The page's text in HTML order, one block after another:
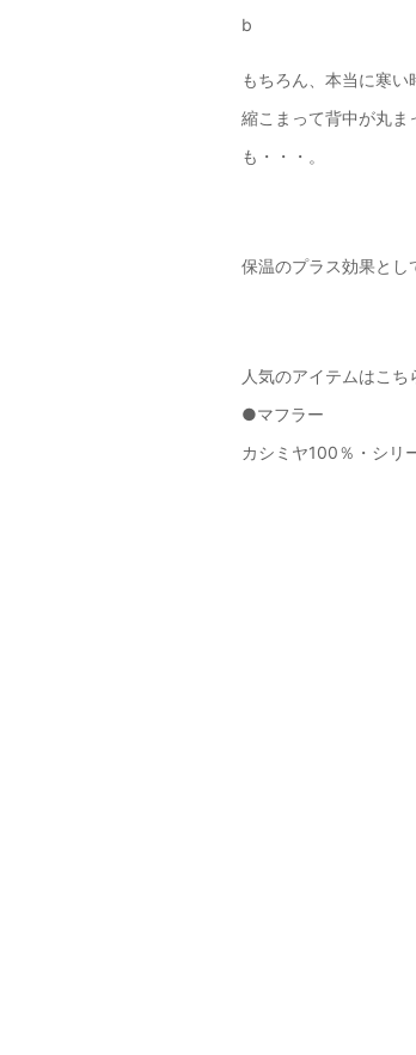
b
もちろん、本当に寒
縮こまって背中が丸ま
も・・・。
保温のプラス効果とし
人気のアイテムはこち
●マフラー
カシミヤ100％・シリ